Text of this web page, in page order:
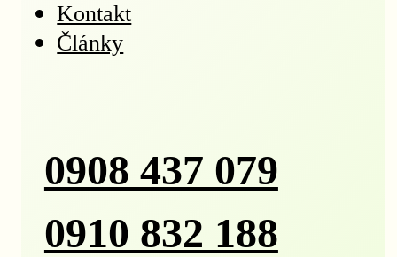
Kontakt
Články
0908 437 079
0910 832 188